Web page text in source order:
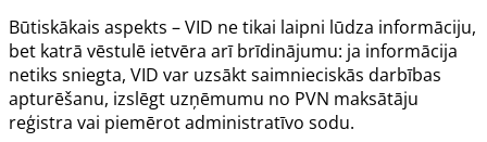
Būtiskākais aspekts – VID ne tikai laipni lūdza informāciju,
bet katrā vēstulē ietvēra arī brīdinājumu: ja informācija
netiks sniegta, VID var uzsākt saimnieciskās darbības
apturēšanu, izslēgt uzņēmumu no PVN maksātāju
reģistra vai piemērot administratīvo sodu.